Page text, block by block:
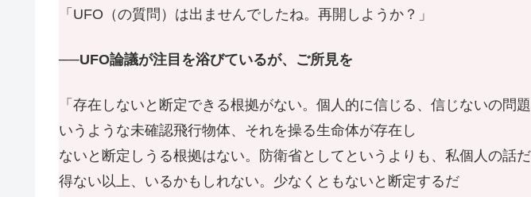
「UFO（の質問）は出ませんでしたね。再開しようか？」
──UFO論議が注目を浴びているが、ご所見を
「存在しないと断定できる根拠がない。個人的に信じる、信じないの問
いうような未確認飛行物体、それを操る生命体が存在し
ないと断定しうる根拠はない。防衛省としてというよりも、私個人の話
得ない以上、いるかもしれない。少なくともないと断定するだ